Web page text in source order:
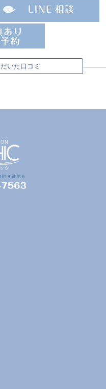
いた口コミ